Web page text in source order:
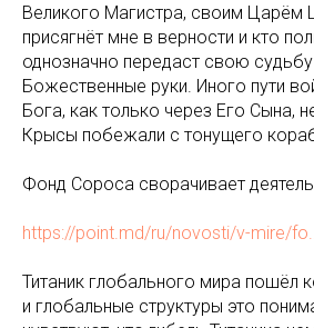
Великого Магистра, своим Царём
присягнёт мне в верности и кто
однозначно передаст свою
Божественные руки. Иного пути
Бога, как только через Его Сына,
Крысы побежали с тонущего
Фонд Сороса сворачивает
https://point.md/ru/novosti/v-mire/
Титаник глобального мира пошёл
и глобальные структуры это